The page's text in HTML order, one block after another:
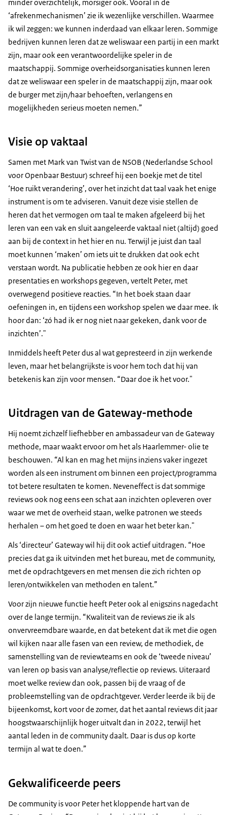
minder overzichtelijk, morsiger ook. Vooral in de
‘afrekenmechanismen’ zie ik wezenlijke verschillen. Waarmee
ik wil zeggen: we kunnen inderdaad van elkaar leren. Sommige
bedrijven kunnen leren dat ze weliswaar een partij in een markt
zijn, maar ook een verantwoordelijke speler in de
maatschappij. Sommige overheidsorganisaties kunnen leren
dat ze weliswaar een speler in de maatschappij zijn, maar ook
de burger met zijn/haar behoeften, verlangens en
mogelijkheden serieus moeten nemen.”
Visie op vaktaal
Samen met Mark van Twist van de NSOB (Nederlandse School
voor Openbaar Bestuur) schreef hij een boekje met de titel
‘Hoe ruikt verandering’, over het inzicht dat taal vaak het enige
instrument is om te adviseren. Vanuit deze visie stellen de
heren dat het vermogen om taal te maken afgeleerd bij het
leren van een vak en sluit aangeleerde vaktaal niet (altijd) goed
aan bij de context in het hier en nu. Terwijl je juist dan taal
moet kunnen ‘maken’ om iets uit te drukken dat ook echt
verstaan wordt. Na publicatie hebben ze ook hier en daar
presentaties en workshops gegeven, vertelt Peter, met
overwegend positieve reacties. “In het boek staan daar
oefeningen in, en tijdens een workshop spelen we daar mee. Ik
hoor dan: ‘zó had ik er nog niet naar gekeken, dank voor de
inzichten’."
Inmiddels heeft Peter dus al wat gepresteerd in zijn werkende
leven, maar het belangrijkste is voor hem toch dat hij van
betekenis kan zijn voor mensen. “Daar doe ik het voor."
Uitdragen van de Gateway-methode
Hij noemt zichzelf liefhebber en ambassadeur van de Gateway
methode, maar waakt ervoor om het als Haarlemmer- olie te
beschouwen. “Al kan en mag het mijns inziens vaker ingezet
worden als een instrument om binnen een project/programma
tot betere resultaten te komen. Neveneffect is dat sommige
reviews ook nog eens een schat aan inzichten opleveren over
waar we met de overheid staan, welke patronen we steeds
herhalen – om het goed te doen en waar het beter kan."
Als ‘directeur’ Gateway wil hij dit ook actief uitdragen. “Hoe
precies dat ga ik uitvinden met het bureau, met de community,
met de opdrachtgevers en met mensen die zich richten op
leren/ontwikkelen van methoden en talent.”
Voor zijn nieuwe functie heeft Peter ook al enigszins nagedacht
over de lange termijn. “Kwaliteit van de reviews zie ik als
onvervreemdbare waarde, en dat betekent dat ik met die ogen
wil kijken naar alle fasen van een review, de methodiek, de
samenstelling van de reviewteams en ook de ‘tweede niveau’
van leren op basis van analyse/reflectie op reviews. Uiteraard
moet welke review dan ook, passen bij de vraag of de
probleemstelling van de opdrachtgever. Verder leerde ik bij de
bijeenkomst, kort voor de zomer, dat het aantal reviews dit jaar
hoogstwaarschijnlijk hoger uitvalt dan in 2022, terwijl het
aantal leden in de community daalt. Daar is dus op korte
termijn al wat te doen.”
Gekwalificeerde peers
De community is voor Peter het kloppende hart van de